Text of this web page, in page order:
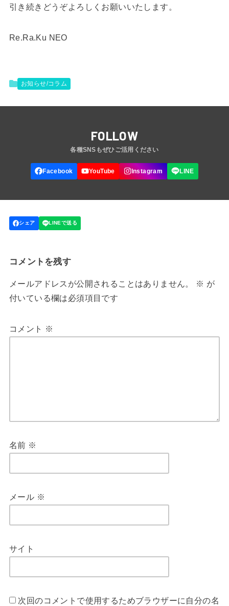
引き続きどうぞよろしくお願いいたします。
Re.Ra.Ku NEO
お知らせ/コラム
FOLLOW
コメントを残す
メールアドレスが公開されることはありません。 ※ が
付いている欄は必須項目です
コメント ※
名前 ※
メール ※
サイト
次回のコメントで使用するためブラウザーに自分の名